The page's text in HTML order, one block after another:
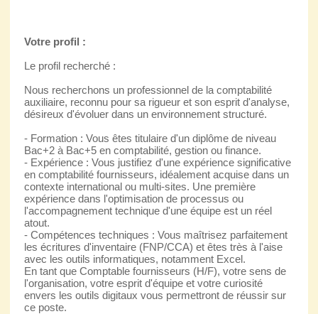
Votre profil :
Le profil recherché :
Nous recherchons un professionnel de la comptabilité
auxiliaire, reconnu pour sa rigueur et son esprit d'analyse,
désireux d'évoluer dans un environnement structuré.
- Formation : Vous êtes titulaire d'un diplôme de niveau
Bac+2 à Bac+5 en comptabilité, gestion ou finance.
- Expérience : Vous justifiez d'une expérience significative
en comptabilité fournisseurs, idéalement acquise dans un
contexte international ou multi-sites. Une première
expérience dans l'optimisation de processus ou
l'accompagnement technique d'une équipe est un réel
atout.
- Compétences techniques : Vous maîtrisez parfaitement
les écritures d'inventaire (FNP/CCA) et êtes très à l'aise
avec les outils informatiques, notamment Excel.
En tant que Comptable fournisseurs (H/F), votre sens de
l'organisation, votre esprit d'équipe et votre curiosité
envers les outils digitaux vous permettront de réussir sur
ce poste.